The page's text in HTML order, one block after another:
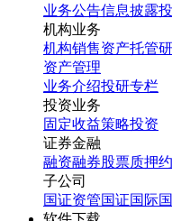
业务公告信息披露
机构业务
机构销售资产托管
资产管理
业务介绍投研专栏
投资业务
固定收益策略投资
证券金融
融资融券股票质押
子公司
国证资管国证国际